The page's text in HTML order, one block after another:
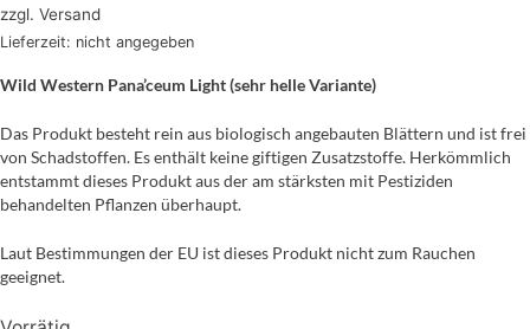
zzgl. Versand
Lieferzeit: nicht angegeben
Wild Western Pana’ceum Light (sehr helle Variante)
Das Produkt besteht rein aus biologisch angebauten Blättern und ist frei
von Schadstoffen. Es enthält keine giftigen Zusatzstoffe. Herkömmlich
entstammt dieses Produkt aus der am stärksten mit Pestiziden
behandelten Pflanzen überhaupt.
Laut Bestimmungen der EU ist dieses Produkt nicht zum Rauchen
geeignet.